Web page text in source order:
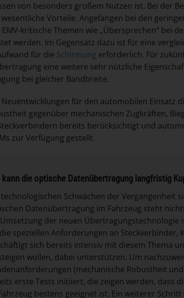
von besonders großem Nutzen ist. Bei der
Vorteile. Angefangen bei den
kritische Themen wie „Übersprechen“ bei
werden. Im Gegensatz dazu ist für eine
für die Schirmung erforderlich. Für
eine weitere sehr nützliche
bei gleicher Bandbreite.
Neuentwicklungen für den automobilen Einsatz
gegenüber mechanischen Zugkräften,
bereits berücksichtigt und
zur Verfügung gestellt.
kann die optische Datenübertragung langfristig
technologischen Schwächen der Vergangenheit
Datenübertragung im Fahrzeug steht
der neuen Übertragungstechnologie
speziellen Anforderungen an Steckverbinder,
sich bereits intensiv mit diesem Thema
wollen, dabei unterstützen. Um
(mechanische Robustheit
erste Tests initiiert, die zeigen werden, dass
bestens geeignet ist. Ein weiterer